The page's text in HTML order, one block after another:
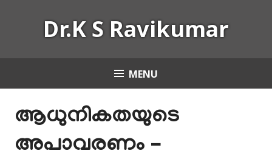
Dr.K S Ravikumar
MENU
ആധുനികതയുടെ
അപാവരണം –